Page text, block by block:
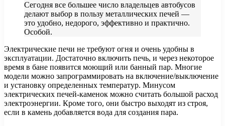
Сегодня все большее число владельцев автобусов
делают выбор в пользу металлических печей —
это удобно, недорого, эффективно и практично.
Особой.
Электрические печи не требуют огня и очень удобны в
эксплуатации. Достаточно включить печь, и через некоторое
время в бане появится моющий или банный пар. Многие
модели можно запрограммировать на включение/выключение
и установку определенных температур. Минусом
электрических печей-каменок можно считать большой расход
электроэнергии. Кроме того, они быстро выходят из строя,
если в камень добавляется вода для создания пара.